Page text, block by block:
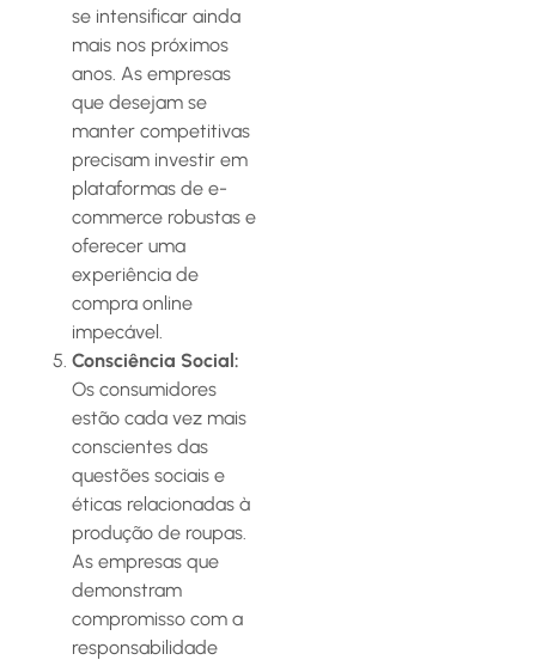
se intensificar ainda
mais nos próximos
anos. As empresas
que desejam se
manter competitivas
precisam investir em
plataformas de e-
commerce robustas e
oferecer uma
experiência de
compra online
impecável.
Consciência Social:
Os consumidores
estão cada vez mais
conscientes das
questões sociais e
éticas relacionadas à
produção de roupas.
As empresas que
demonstram
compromisso com a
responsabilidade